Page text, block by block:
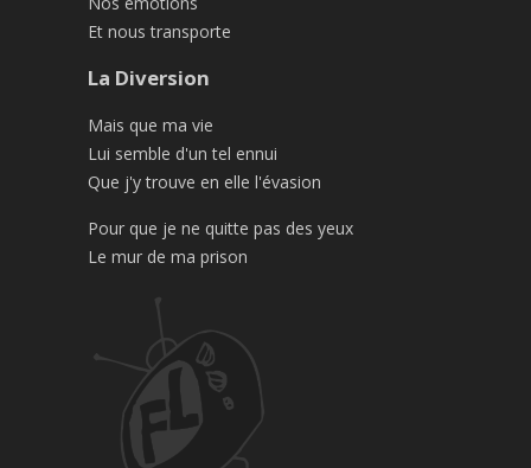
Et nous transporte
La Diversion
Mais que ma vie
Lui semble d'un tel ennui
Que j'y trouve en elle l'évasion
Pour que je ne quitte pas des yeux
Le mur de ma prison